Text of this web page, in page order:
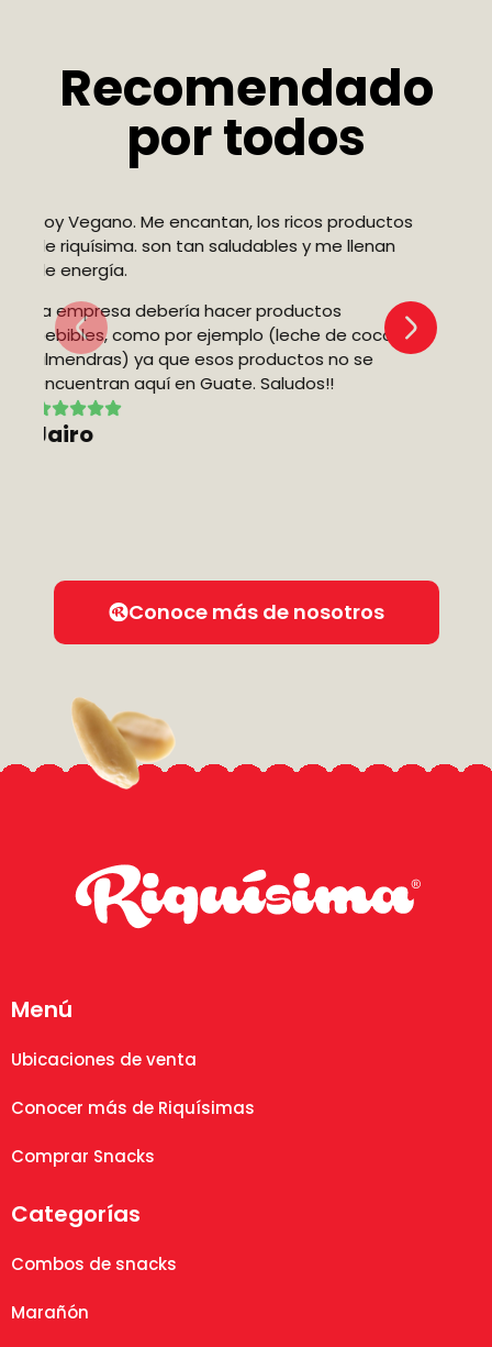
Recomendado
por todos
los productos son frescos y de muy buen
sabor
Fluvia J.
Conoce más de nosotros
Menú
Ubicaciones de venta
Conocer más de Riquísimas
Comprar Snacks
Categorías
Combos de snacks
Marañón